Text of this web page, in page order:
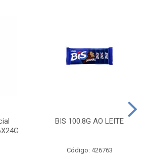
BIS 100.8G AO LEITE
Código: 426763